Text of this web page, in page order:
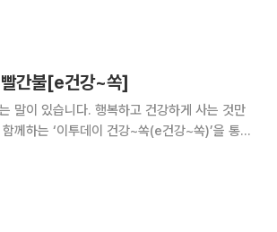
허 포트폴리오
빨간불[e건강~쏙]
말이 있습니다. 행복하고 건강하게 사는 것만
께하는 ‘이투데이 건강~쏙(e건강~쏙)’을 통해
상으로 치부해서